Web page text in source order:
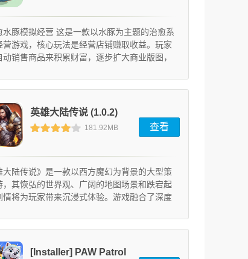
水豚模拟经营 这是一款以水豚为主题的治愈系
营游戏，核心玩法是经营店铺赚取收益。玩家
动销售商品来积累财富，逐步扩大商业版图，
豚玛特、豚幸咖啡、零食不忙等。开局时，玩
萌的水豚员工打工赚钱。随着商场评分的提
可以解锁更多店铺，并建造更高的商城楼层。
英雄大陆传说 (1.0.2)
181.92MB 查看
大陆传说》是一款以西方魔幻为背景的大型策
，其恢弘的世界观、广阔的地图场景和跌宕起
情将为玩家带来沉浸式体验。游戏融合了深度
慧与激情。
[Installer] PAW Patrol